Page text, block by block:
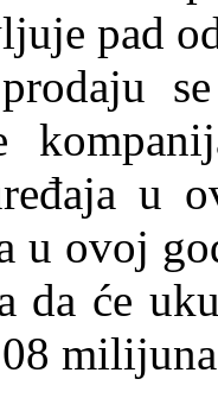
pad
u
u ovoj
da će